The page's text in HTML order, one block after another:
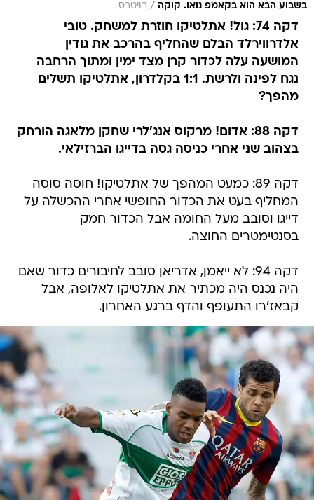
בשבוע הבא הוא בקאמפ נואו. קוקה / רויטרס
דקה 74: גול! אתלטיקו חוזרת למשחק. טובי
אלדרווירלד הבלם שהחליף בהרכב את גודין
המושעה עלה לכדור קרן מצד ימין ומתוך הרחבה
נגח לפינה ולרשת. 1:1 בקלדרון, אתלטיקו תשלים
מהפך?
דקה 88: אדום! מרקוס אנג'לרי שחקן מלאגה הורחק
בצהוב שני אחרי כניסה גסה בדייגו הברזילאי.
דקה 89: כמעט המהפך של אתלטיקו! חוסה סוסה
המחליף בעט את הכדור החופשי אחרי ההכשלה על
דייגו וסובב מעל החומה אבל הכדור חמק
בסנטימטרים החוצה.
דקה 94: לא ייאמן, אדריאן סובב לחיבורים כדור שאם
היה נכנס היה מכתיר את אתלטיקו לאלופה, אבל
קבאז'רו התעופף והדף ברגע האחרון.